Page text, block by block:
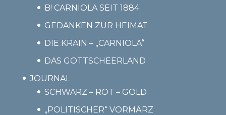
B! CARNIOLA SEIT 1884
GEDANKEN ZUR HEIMAT
DIE KRAIN – „CARNIOLA“
DAS GOTTSCHEERLAND
JOURNAL
SCHWARZ – ROT – GOLD
„POLITISCHER“ VORMÄRZ